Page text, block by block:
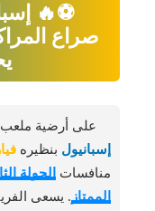
⚽🔥
صراع
على أرضية ملعب
إسبانيول بنظيره
منافسات
الجولة
الممتاز . يسعى